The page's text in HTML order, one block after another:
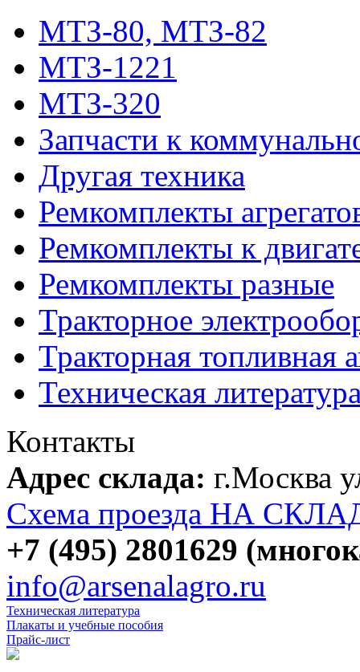
МТЗ-80, МТЗ-82
МТЗ-1221
МТЗ-320
Запчасти к
Другая техника
Ремкомплекты
Ремкомплекты к
Ремкомплекты разные
Тракторное
Тракторная топливная
Техническая
Контакты
Адрес склада: г.Москва
Схема проезда НА
+7 (495) 2801629
info@arsenalagro.ru
Техническая литература
Плакаты и учебные пособия
Прайс-лист